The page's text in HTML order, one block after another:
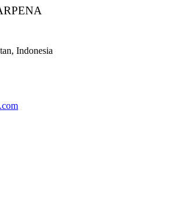
Indonesia